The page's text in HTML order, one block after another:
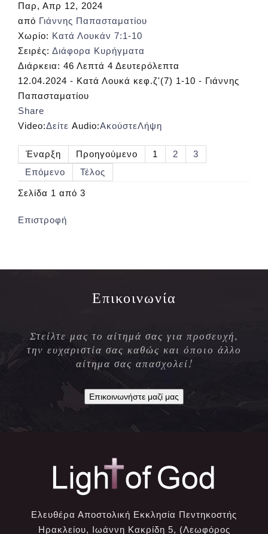
Παρ, Απρ 12, 2024
από Γιάννης Παπασταματίου
Χωρίο: Κατά Λουκάν 7:1-10
Σειρές: Διάφορα Κυρήγματα
Διάρκεια: 46 Λεπτά 4 Δευτερόλεπτα
12.04.2024 - Κατά Λουκά κεφ.ζ'(7) 1-10 - Γιάννης
Παπασταματίου
Share
Video:Δείτε Audio:ΑκούστεΛήψη
Έναρξη Προηγούμενο 1 2
3
Επόμενο
Τέλος
Σελίδα 1 από 3
Επιστροφή
Επικοινωνία
Στείλτε μας το αίτημά σας για προσευχή,
την ευχαριστία σας καθώς και όποιο άλλο
αίτημα σας απασχολεί!
Επικοινωνήστε μαζί μας
Ελευθέρα Αποστολική Εκκλησία Πεντηκοστής
Ηρακλείου, Ιωάννη Κακρίδη 5, (Λεωφόρος